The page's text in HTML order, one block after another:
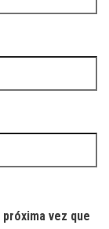
vez que